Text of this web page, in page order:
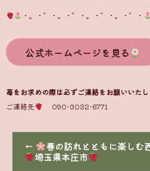
・。・゜・。・゜・。・゜・。・゜・
公式ホームページを見る
苺をお求めの際は必ずご連絡をお願いいた
ご連絡先
090-3032-6771
←
春の訪れとともに楽しむ
埼玉県本庄市